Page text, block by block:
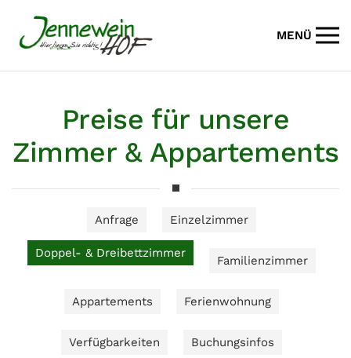
Zum Hauptinhalt springen
MENÜ
Preise für unsere
Zimmer & Appartements
Anfrage Einzelzimmer
Doppel- & Dreibettzimmer
Familienzimmer
Appartements Ferienwohnung
Verfügbarkeiten Buchungsinfos